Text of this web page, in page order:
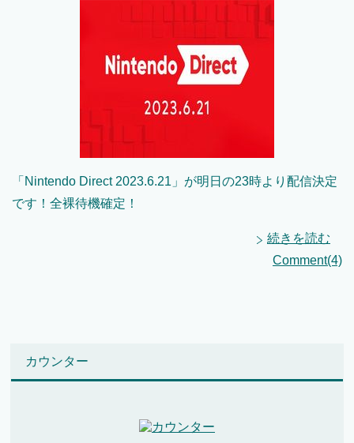
「Nintendo Direct 2023.6.21」が明日の23時より配信決定
です！全裸待機確定！
続きを読む
Comment(4)
カウンター